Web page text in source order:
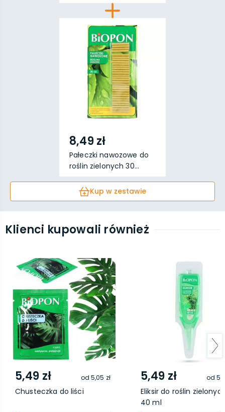
8,49 zł
Pałeczki nawozowe do
roślin zielonych 30...
Kup w zestawie
Klienci kupowali również
5,49 zł od5,05 zł
Chusteczka do liści
5,49 zł od
Eliksir do roślin
40 ml